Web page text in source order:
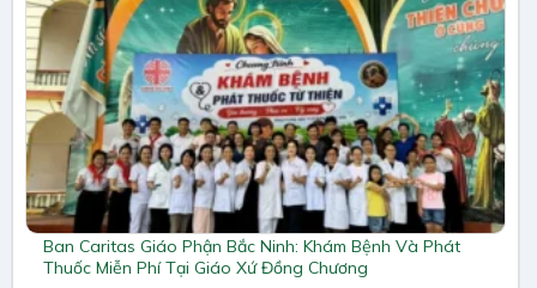
Ban Caritas Giáo Phận Bắc Ninh: Khám Bệnh Và Phát
Thuốc Miễn Phí Tại Giáo Xứ Đồng Chương